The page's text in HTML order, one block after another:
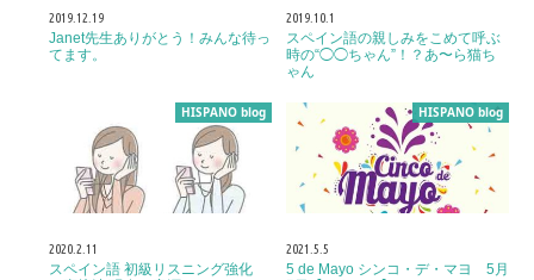
2019.12.19
Janet先生ありがとう！みんな待っ
てます。
2019.10.1
スペイン語の親しみをこめて呼ぶ
時の“◯◯ちゃん”！？あ〜ら猫ち
ゃん
HISPANO blog
2020.2.11
スペイン語 初級リスニング強化
HISPANO blog
2021.5.5
5 de Mayo シンコ・デ・マヨ 5月